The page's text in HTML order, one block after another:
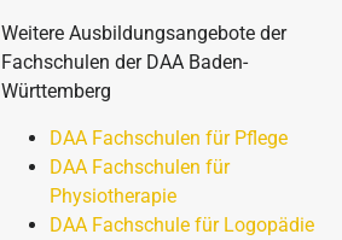
Weitere Ausbildungsangebote der
Fachschulen der DAA Baden-
Württemberg
DAA Fachschulen für Pflege
DAA Fachschulen für
Physiotherapie
DAA Fachschule für Logopädie